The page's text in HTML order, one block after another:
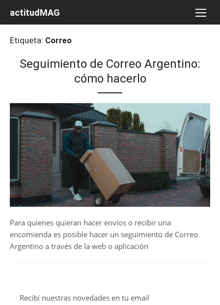
actitudMAG
Etiqueta: Correo
Seguimiento de Correo Argentino:
cómo hacerlo
Para quienes quieran hacer envíos o recibir una
encomienda es posible hacer un seguimiento de Correo
Argentino a través de la web o aplicación
Recibí nuestras novedades en tu email